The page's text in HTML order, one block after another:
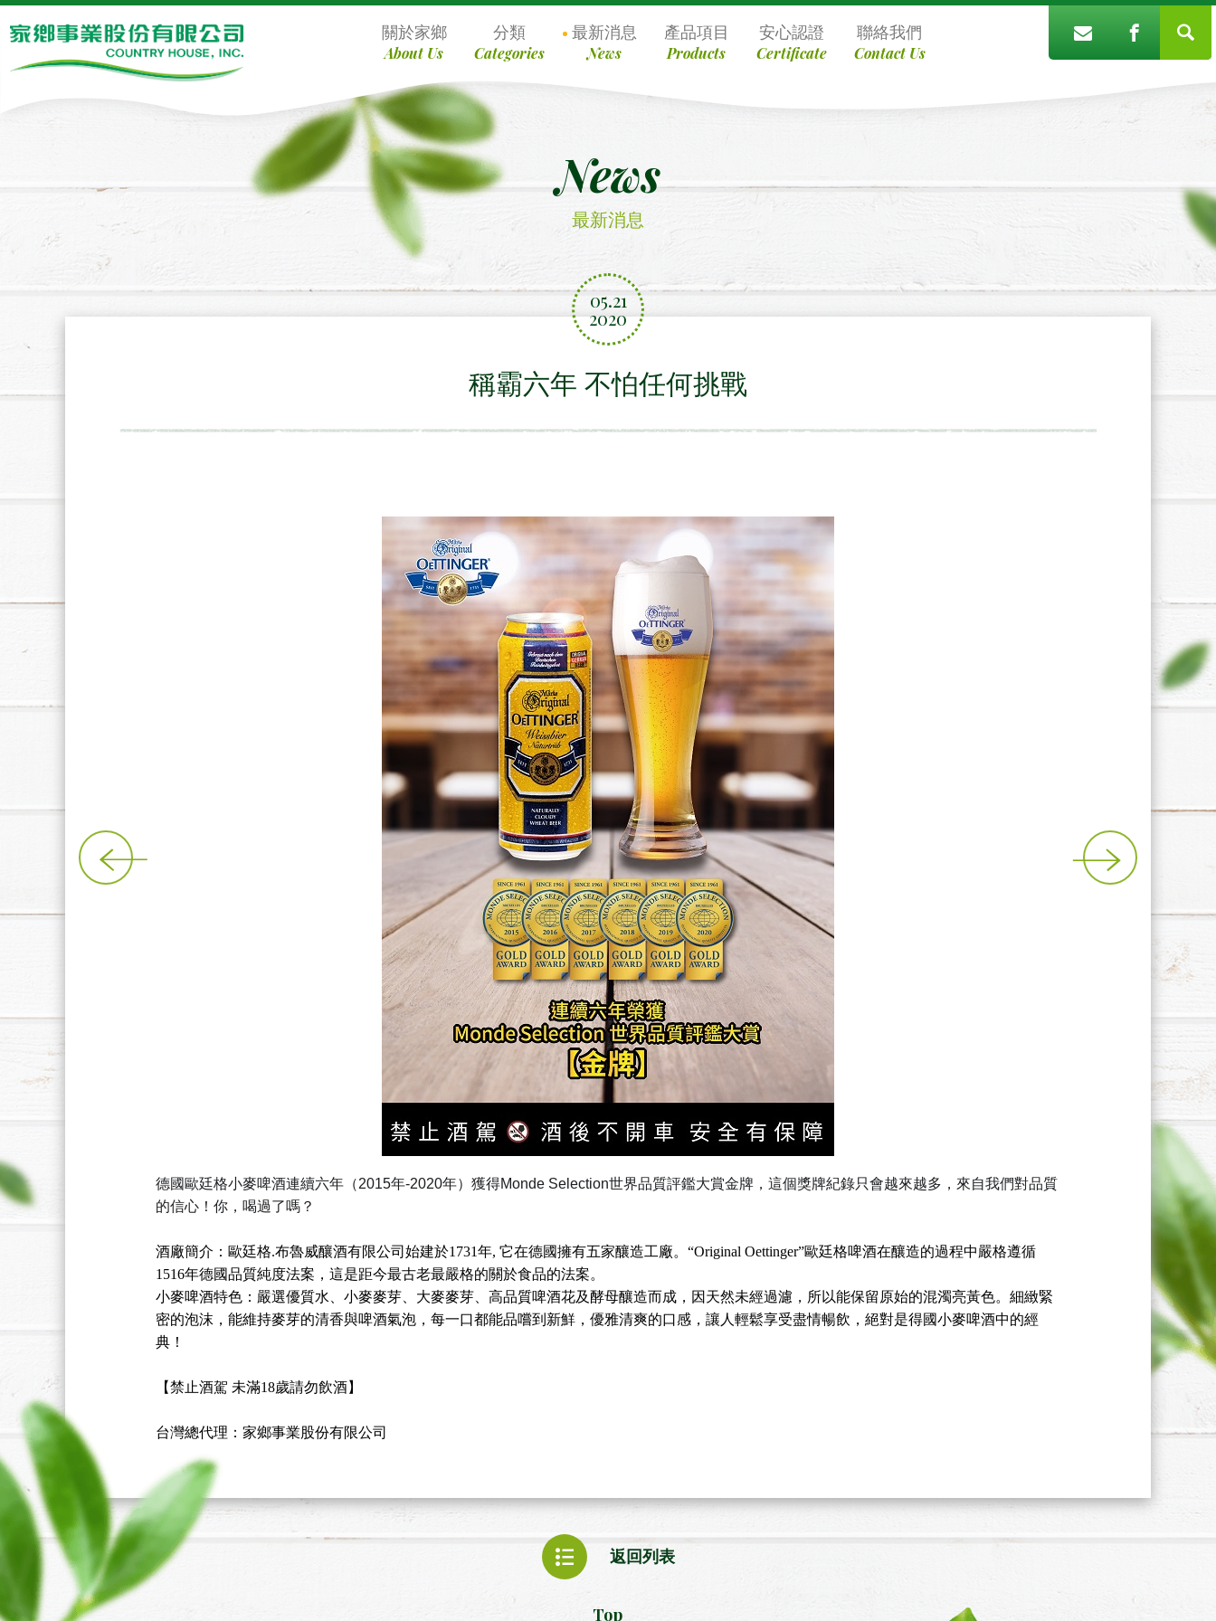
關於家鄉
About Us
分類
Categories
最新消息
News
產品項目
Products
安心認證
Certificate
聯絡我們
Contact Us
News
最新消息
05.21
2020
稱霸六年 不怕任何挑戰
德國歐廷格小麥啤酒連續六年（2015年-2020年）獲得Monde Selection世界品質評鑑大賞金牌，這個獎牌紀錄只會越來越多，來自我們對品質
的信心！你，喝過了嗎？
酒廠簡介： 歐廷格.布魯威釀酒有限公司始建於1731年, 它在德國擁有五家釀造工廠。“Original Oettinger”歐廷格啤酒在釀造的過程中嚴格遵循
1516年德國品質純度法案，這是距今最古老最嚴格的關於食品的法案。
小麥啤酒特色： 嚴選優質水、小麥麥芽、大麥麥芽、高品質啤酒花及酵母釀造而成，因天然未經過濾，所以能保留原始的混濁亮黃色。細緻緊
密的泡沫，能維持麥芽的清香與啤酒氣泡，每一口都能品嚐到新鮮，優雅清爽的口感，讓人輕鬆享受盡情暢飲，絕對是得國小麥啤酒中的經
典！
【禁止酒駕 未滿18歲請勿飲酒】
台灣總代理：家鄉事業股份有限公司
返回列表
Top